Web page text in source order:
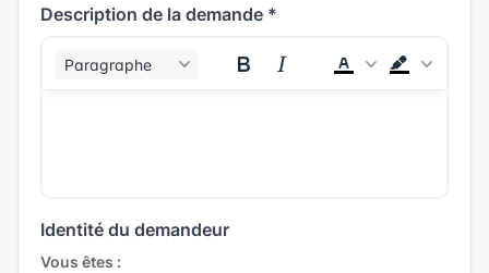
Description de la demande *
Paragraphe
Identité du demandeur
Vous êtes :